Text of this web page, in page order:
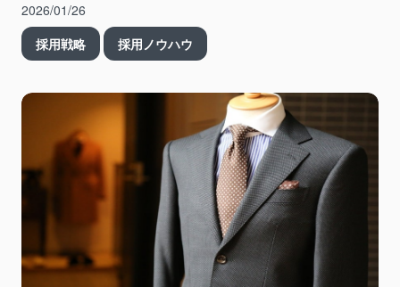
2026/01/26
採用戦略
採用ノウハウ